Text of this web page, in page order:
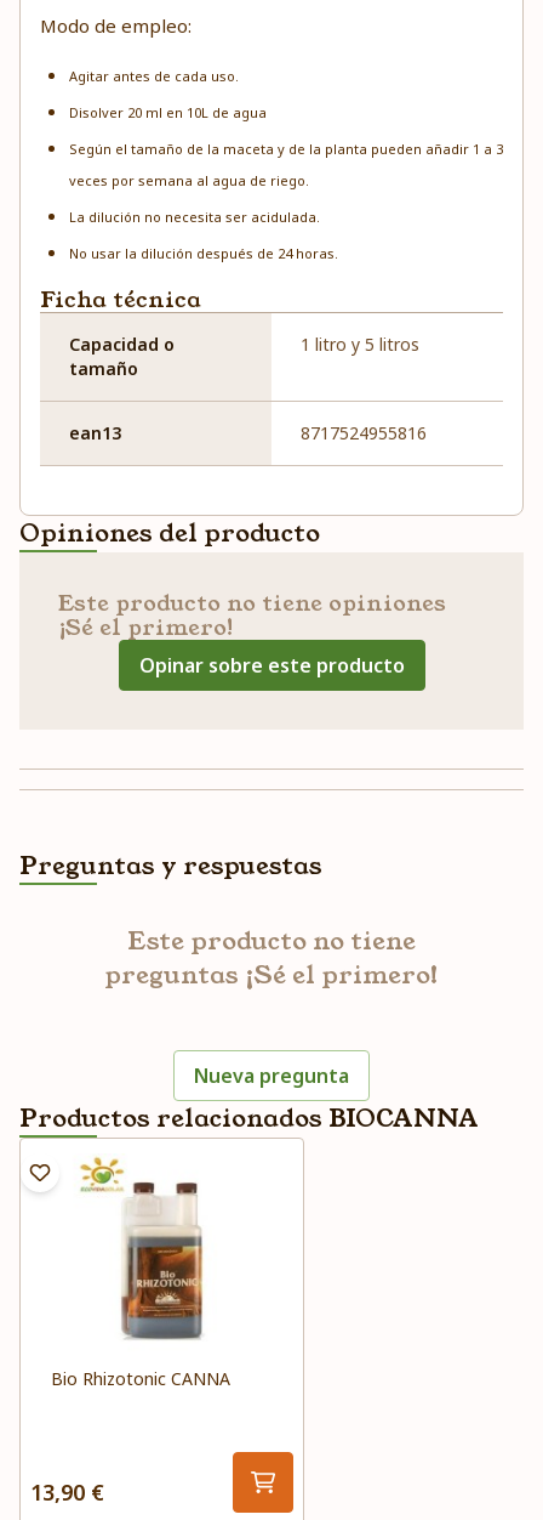
Modo de empleo:
Agitar antes de cada uso.
Disolver 20 ml en 10L de agua
Según el tamaño de la maceta y de la planta pueden añadir 1 a 3
veces por semana al agua de riego.
La dilución no necesita ser acidulada.
No usar la dilución después de 24 horas.
Ficha técnica
Capacidad o
tamaño
1 litro y 5 litros
ean13 8717524955816
Opiniones del producto
Este producto no tiene opiniones
¡Sé el primero!
Opinar sobre este producto
Preguntas y respuestas
Este producto no tiene
preguntas ¡Sé el primero!
Nueva pregunta
Productos relacionados BIOCANNA
Bio Rhizotonic CANNA
13,90 €